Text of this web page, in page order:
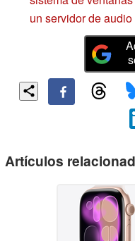
un servidor de audio
Artículos